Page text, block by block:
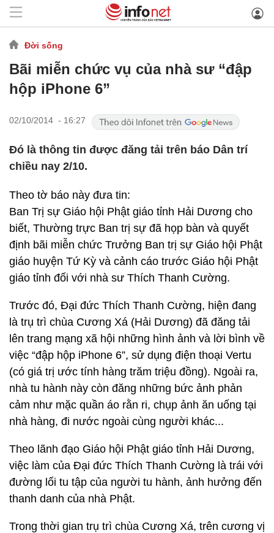
Đời sống
Bãi miễn chức vụ của nhà sư “đập
hộp iPhone 6”
02/10/2014 - 16:27
Đó là thông tin được đăng tải trên báo Dân trí
chiều nay 2/10.
Theo tờ báo này đưa tin:
Ban Trị sự Giáo hội Phật giáo tỉnh Hải Dương cho
biết, Thường trực Ban trị sự đã họp bàn và quyết
định bãi miễn chức Trưởng Ban trị sự Giáo hội Phật
giáo huyện Tứ Kỳ và cảnh cáo trước Giáo hội Phật
giáo tỉnh đối với nhà sư Thích Thanh Cường.
Trước đó, Đại đức Thích Thanh Cường, hiện đang
là trụ trì chùa Cương Xá (Hải Dương) đã đăng tải
lên trang mạng xã hội những hình ảnh và lời bình về
việc “đập hộp iPhone 6”, sử dụng điện thoại Vertu
(có giá trị ước tính hàng trăm triệu đồng). Ngoài ra,
nhà tu hành này còn đăng những bức ảnh phản
cảm như mặc quần áo rằn ri, chụp ảnh ăn uống tại
nhà hàng, đi nước ngoài cùng người khác...
Theo lãnh đạo Giáo hội Phật giáo tỉnh Hải Dương,
việc làm của Đại đức Thích Thanh Cường là trái với
đường lối tu tập của người tu hành, ảnh hưởng đến
thanh danh của nhà Phật.
Trong thời gian trụ trì chùa Cương Xá, trên cương vị